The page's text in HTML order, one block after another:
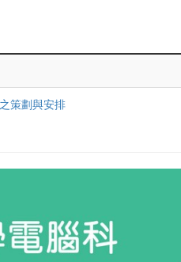
策劃與安排